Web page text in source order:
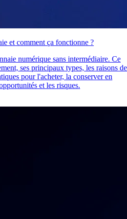
et comment ça fonctionne ?
numérique sans intermédiaire. Ce
ses principaux types, les raisons de
pour l'acheter, la conserver en
et les risques.